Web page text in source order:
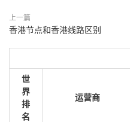
上一篇
香港节点和香港线路区别
世
界
排
名
运营商